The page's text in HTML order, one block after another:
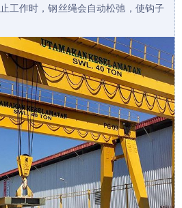
工作时，钢丝绳会自动松弛，使钩子